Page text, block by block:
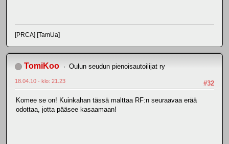
[PRCA] [TamUa]
TomiKoo Oulun seudun pienoisautoilijat ry
#32
18.04.10 - klo: 21.23
Komee se on! Kuinkahan tässä malttaa RF:n seuraavaa erää
odottaa, jotta pääsee kasaamaan!